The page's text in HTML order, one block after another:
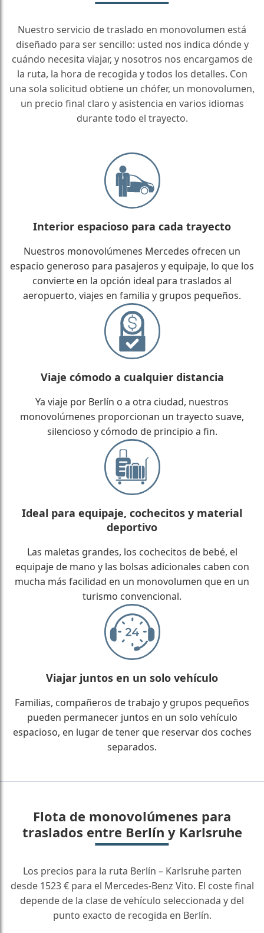
Nuestro servicio de traslado en monovolumen está
diseñado para ser sencillo: usted nos indica dónde y
cuándo necesita viajar, y nosotros nos encargamos de
la ruta, la hora de recogida y todos los detalles. Con
una sola solicitud obtiene un chófer, un monovolumen,
un precio final claro y asistencia en varios idiomas
durante todo el trayecto.
Interior espacioso para cada trayecto
Nuestros monovolúmenes Mercedes ofrecen un
espacio generoso para pasajeros y equipaje, lo que los
convierte en la opción ideal para traslados al
aeropuerto, viajes en familia y grupos pequeños.
Viaje cómodo a cualquier distancia
Ya viaje por Berlín o a otra ciudad, nuestros
monovolúmenes proporcionan un trayecto suave,
silencioso y cómodo de principio a fin.
Ideal para equipaje, cochecitos y material
deportivo
Las maletas grandes, los cochecitos de bebé, el
equipaje de mano y las bolsas adicionales caben con
mucha más facilidad en un monovolumen que en un
turismo convencional.
Viajar juntos en un solo vehículo
Familias, compañeros de trabajo y grupos pequeños
pueden permanecer juntos en un solo vehículo
espacioso, en lugar de tener que reservar dos coches
separados.
Flota de monovolúmenes para
traslados entre Berlín y Karlsruhe
Los precios para la ruta Berlín – Karlsruhe parten
desde 1523 € para el Mercedes-Benz Vito. El coste final
depende de la clase de vehículo seleccionada y del
punto exacto de recogida en Berlín.